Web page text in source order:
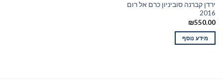
ירדן קברנה סוביניון כרם אל רום
2016
₪550.00
מידע נוסף